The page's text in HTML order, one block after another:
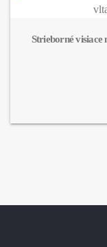
Strieborné visiace